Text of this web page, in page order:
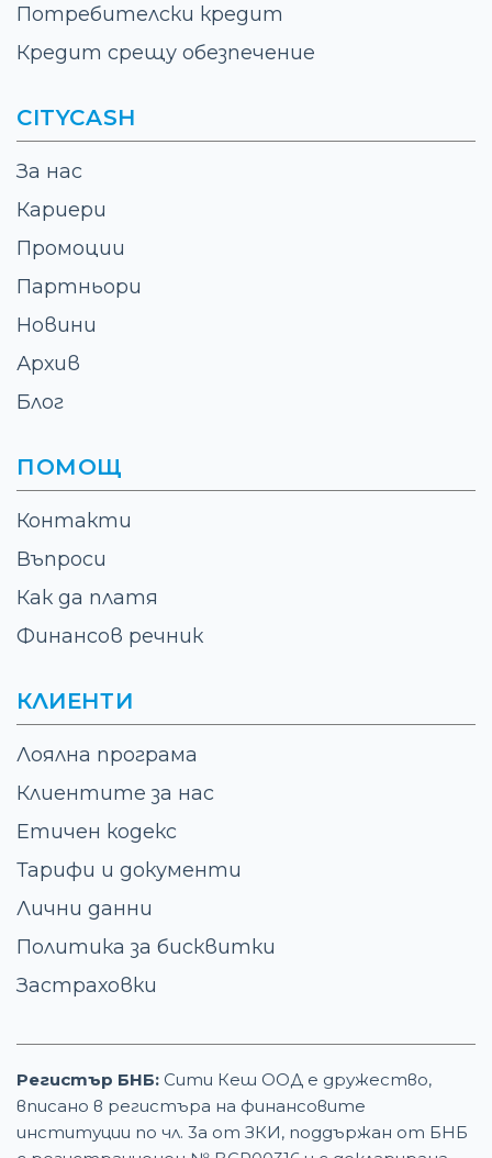
Потребителски кредит
Кредит срещу обезпечение
CITYCASH
За нас
Кариери
Промоции
Партньори
Новини
Архив
Блог
ПОМОЩ
Контакти
Въпроси
Как да платя
Финансов речник
КЛИЕНТИ
Лоялна програма
Клиентите за нас
Етичен кодекс
Тарифи и документи
Лични данни
Политика за бисквитки
Застраховки
Регистър БНБ: Сити Кеш ООД е дружество,
вписано в регистъра на финансовите
институции по чл. 3а от ЗКИ, поддържан от БНБ